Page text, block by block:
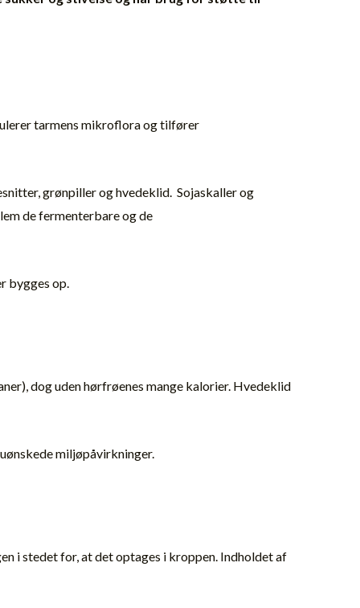
tarmens mikroflora og tilfører
grønpiller og hvedeklid. Sojaskaller og
de fermenterbare og de
bygges op.
dog uden hørfrøenes mange kalorier. Hvedeklid
miljøpåvirkninger.
i stedet for, at det optages i kroppen. Indholdet af